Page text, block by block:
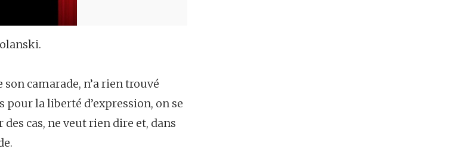
camarade, n’a rien trouvé
pour la liberté d’expression, on se
cas, ne veut rien dire et, dans